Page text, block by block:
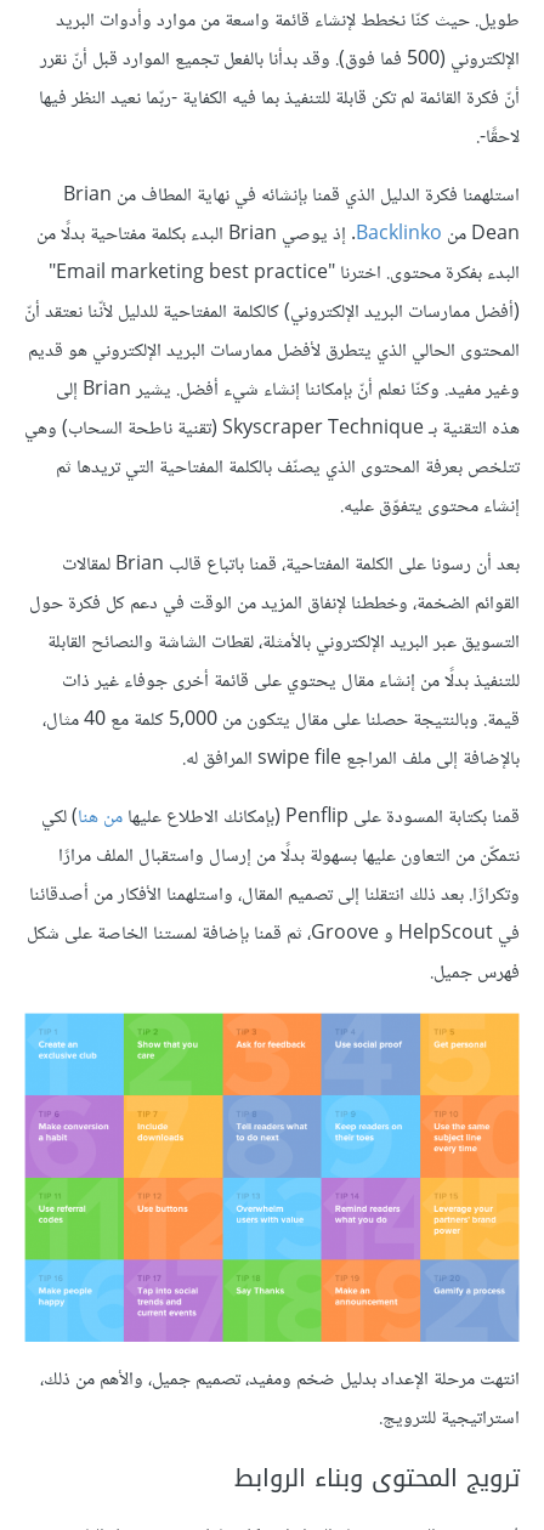
طويل. حيث كنّا نخطط لإنشاء قائمة واسعة من موارد وأدوات البريد
الإلكتروني (500 فما فوق). وقد بدأنا بالفعل تجميع الموارد قبل أنّ نقرر
أنّ فكرة القائمة لم تكن قابلة للتنفيذ بما فيه الكفاية -ربّما نعيد النظر فيها
لاحقًا-.
استلهمنا فكرة الدليل الذي قمنا بإنشائه في نهاية المطاف من Brian
Dean من
Backlinko
. إذ يوصي Brian البدء بكلمة مفتاحية بدلًا من
البدء بفكرة محتوى. اخترنا "Email marketing best practice"
(أفضل ممارسات البريد الإلكتروني) كالكلمة المفتاحية للدليل لأنّنا نعتقد أنّ
المحتوى الحالي الذي يتطرق لأفضل ممارسات البريد الإلكتروني هو قديم
وغير مفيد. وكنّا نعلم أنّ بإمكاننا إنشاء شيء أفضل. يشير Brian إلى
هذه التقنية بـ Skyscraper Technique (تقنية ناطحة السحاب) وهي
تتلخص بعرفة المحتوى الذي يصنّف بالكلمة المفتاحية التي تريدها ثم
إنشاء محتوى يتفوّق عليه.
بعد أن رسونا على الكلمة المفتاحية، قمنا باتباع قالب Brian لمقالات
القوائم الضخمة، وخططنا لإنفاق المزيد من الوقت في دعم كل فكرة حول
التسويق عبر البريد الإلكتروني بالأمثلة، لقطات الشاشة والنصائح القابلة
للتنفيذ بدلًا من إنشاء مقال يحتوي على قائمة أخرى جوفاء غير ذات
قيمة. وبالنتيجة حصلنا على مقال يتكون من 5,000 كلمة مع 40 مثال،
بالإضافة إلى ملف المراجع swipe file المرافق له.
قمنا بكتابة المسودة على Penflip (بإمكانك الاطلاع عليها
من هنا) لكي
نتمكّن من التعاون عليها بسهولة بدلًا من إرسال واستقبال الملف مرارًا
وتكرارًا. بعد ذلك انتقلنا إلى تصميم المقال، واستلهمنا الأفكار من أصدقائنا
في HelpScout و Groove، ثم قمنا بإضافة لمستنا الخاصة على شكل
فهرس جميل.
انتهت مرحلة الإعداد بدليل ضخم ومفيد، تصميم جميل، والأهم من ذلك،
استراتيجية للترويج.
ترويج المحتوى وبناء الروابط